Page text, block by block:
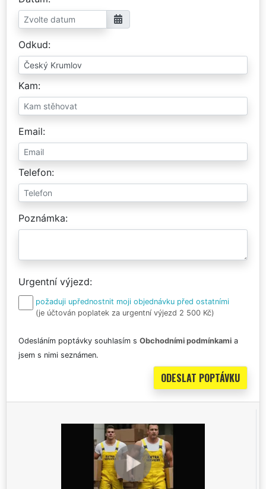
Odkud
Kam
Email
Telefon
Poznámka
Urgentní výjezd
požaduji upřednostnit moji objednávku před ostatními
(je účtován poplatek za urgentní výjezd 2 500 Kč)
Odesláním poptávky souhlasím s Obchodními podmínkami a
jsem s nimi seznámen.